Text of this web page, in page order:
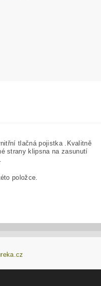
tlačná pojistka .Kvalitně
strany klipsna na zasunutí
položce.